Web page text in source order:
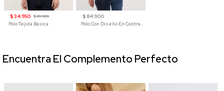
$ 34.950 $ 69.900
Polo Tejida Básica
$ 84.900
Polo Con Diseño En Contraste
Encuentra El Complemento Perfecto